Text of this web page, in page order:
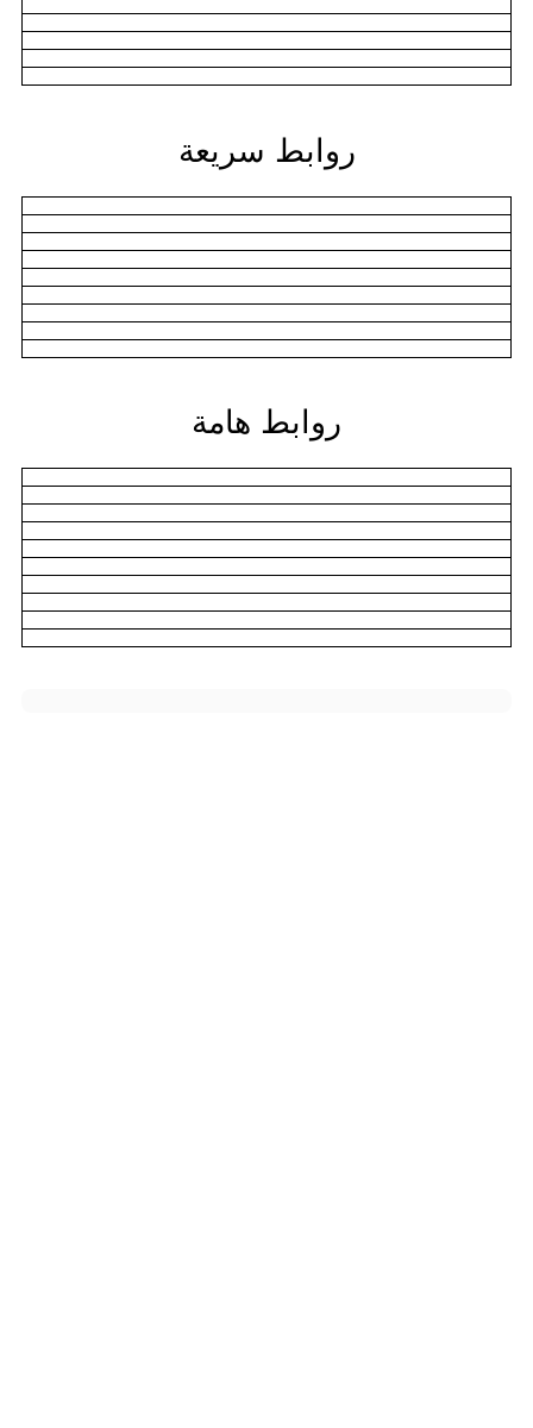
روابط سريعة
روابط هامة